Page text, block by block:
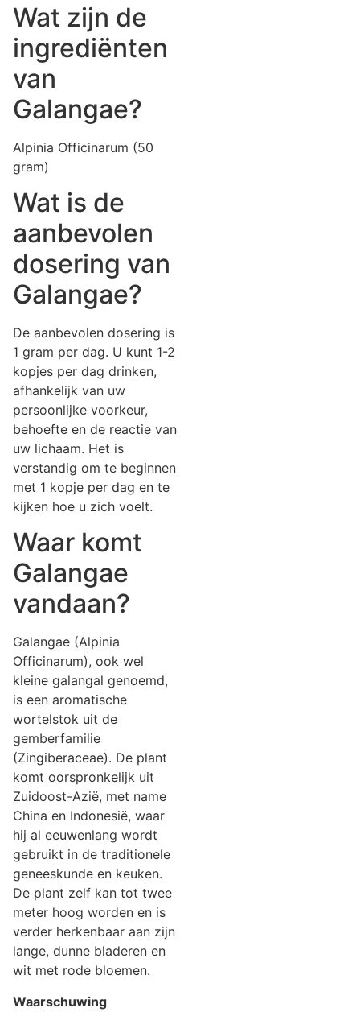
Wat zijn de
ingrediënten
van
Galangae?
Alpinia Officinarum (50
gram)
Wat is de
aanbevolen
dosering van
Galangae?
De aanbevolen dosering is
1 gram per dag. U kunt 1-2
kopjes per dag drinken,
afhankelijk van uw
persoonlijke voorkeur,
behoefte en de reactie van
uw lichaam. Het is
verstandig om te beginnen
met 1 kopje per dag en te
kijken hoe u zich voelt.
Waar komt
Galangae
vandaan?
Galangae (Alpinia
Officinarum), ook wel
kleine galangal genoemd,
is een aromatische
wortelstok uit de
gemberfamilie
(Zingiberaceae). De plant
komt oorspronkelijk uit
Zuidoost-Azië, met name
China en Indonesië, waar
hij al eeuwenlang wordt
gebruikt in de traditionele
geneeskunde en keuken.
De plant zelf kan tot twee
meter hoog worden en is
verder herkenbaar aan zijn
lange, dunne bladeren en
wit met rode bloemen.
Waarschuwing